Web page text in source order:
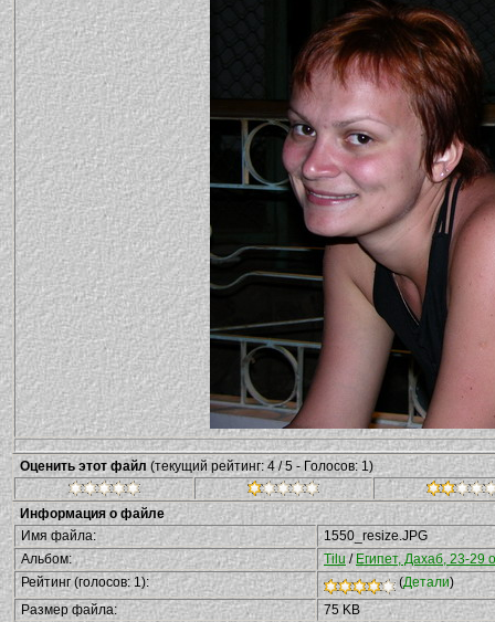
Оценить этот файл (текущий рейтинг: 4 / 5 - Голосов: 1)
Информация о файле
Имя файла:
1550_resize.JPG
Альбом:
Tilu/Египет, Дахаб, 23-29
Рейтинг (голосов: 1):
(Детали)
Размер файла:
75 KB